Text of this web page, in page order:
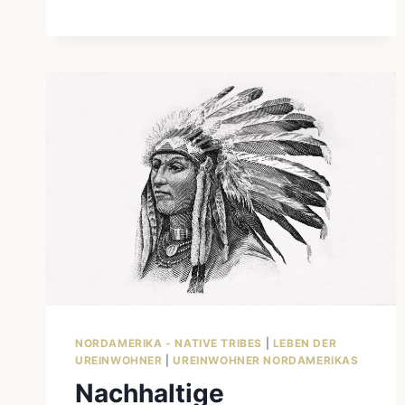
UREINWOHNER
NORDAMERIKA - NATIVE TRIBES
LEBEN DER
UREINWOHNER |UREINWOHNER NORDAMERIKAS
Nachhaltige